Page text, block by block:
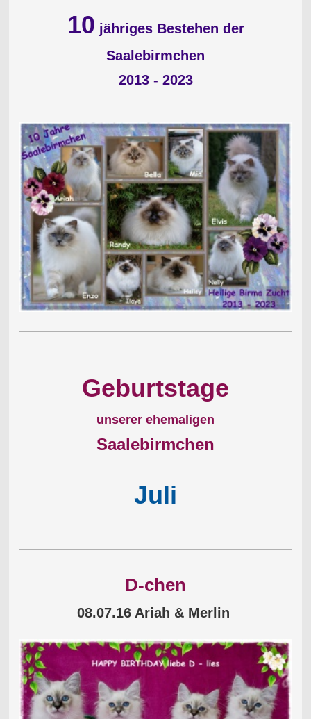
10 jähriges Bestehen der
Saalebirmchen
2013 - 2023
Geburtstage
unserer ehemaligen
Saalebirmchen
Juli
D-chen
08.07.16 Ariah & Merlin